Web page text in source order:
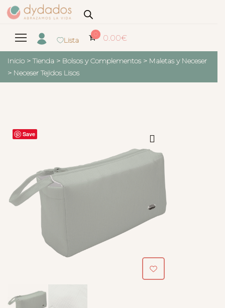
Lista
0 0.00€
Inicio > Tienda > Bolsos y Complementos > Maletas y Neceser
> Neceser Tejidos Lisos
Save